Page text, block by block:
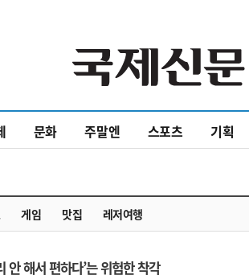
문화 주말엔 스포츠 기획
게임 맛집 레저여행
안 해서 편하다’는 위험한 착각